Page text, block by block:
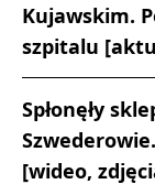
Kujawskim.
szpitalu
Spłonęły
[wideo,